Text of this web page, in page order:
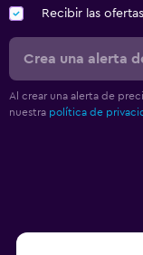
Recibir las
Crea una alerta
Al crear una alerta de
nuestra política de